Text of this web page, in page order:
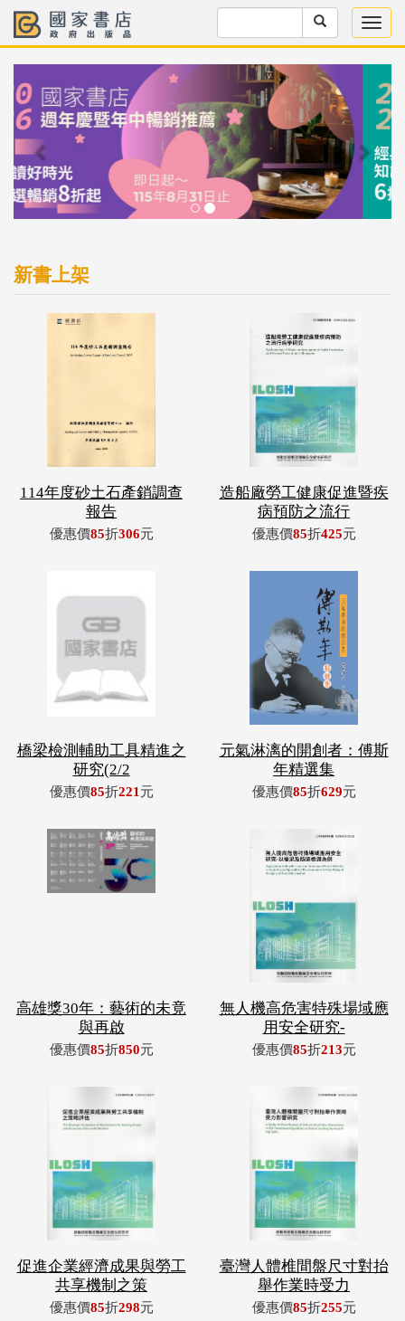
新書上架
114年度砂土石產銷調查
報告
優惠價85折306元
造船廠勞工健康促進暨疾
病預防之流行
優惠價85折425元
橋梁檢測輔助工具精進之
研究(2/2
優惠價85折221 元
元氣淋漓的開創者：傅斯
年精選集
優惠價85折629元
高雄獎30年：藝術的未竟
與再啟
優惠價85折850元
無人機高危害特殊場域應
用安全研究-
優惠價85折213元
促進企業經濟成果與勞工
共享機制之策
優惠價85折298元
臺灣人體椎間盤尺寸對抬
舉作業時受力
優惠價85折255元